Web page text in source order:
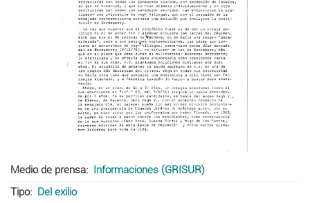
Medio de prensa
Informaciones (GRISUR)
Tipo
Del exilio